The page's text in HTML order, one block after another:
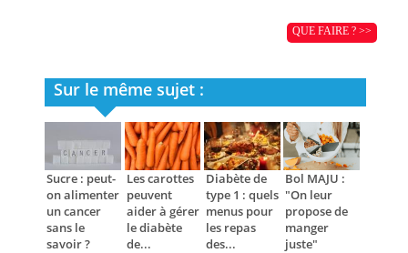
QUE FAIRE ? >>
Sur le même sujet :
Sucre : peut-
on alimenter
un cancer
sans le
savoir ?
Les carottes
peuvent
aider à gérer
le diabète
de...
Diabète de
type 1 : quels
menus pour
les repas
des...
Bol MAJU :
"On leur
propose de
manger
juste"